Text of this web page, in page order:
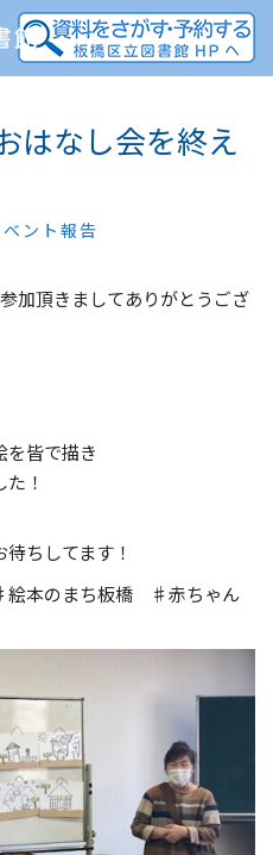
はなし会を終え
ベント報告
加頂きましてありがとうござ
を皆で描き
！
ちしてます！
本のまち板橋 ♯赤ちゃん